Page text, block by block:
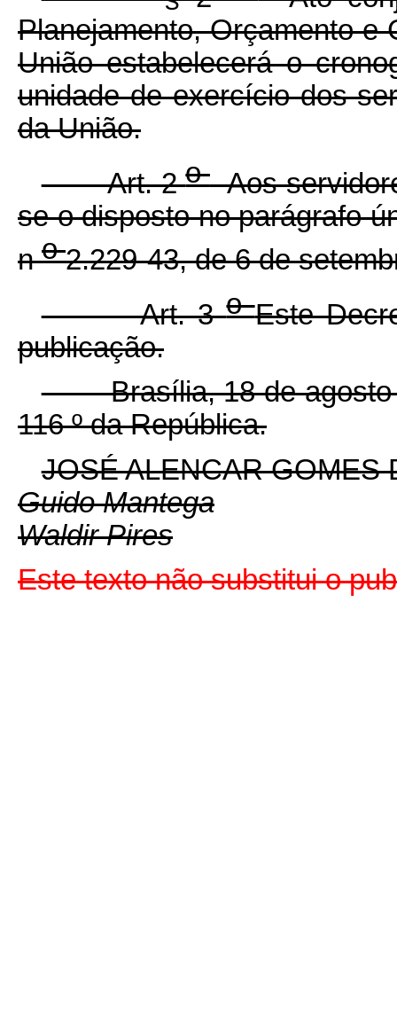
Planejamento, Orçamento e
União estabelecerá o
unidade de exercício dos
da União.
Art. 2oAos
se o disposto no parágrafo
no2.229-43, de 6 de
Art. 3oEste
publicação.
Brasília, 18 de agosto
116ºda República.
JOSÉ ALENCAR GOMES
Guido Mantega
Waldir Pires
Este texto não substitui o